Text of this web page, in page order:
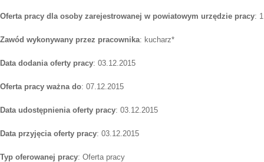
Oferta pracy dla osoby zarejestrowanej w powiatowym urzędzie pracy: 1
Zawód wykonywany przez pracownika: kucharz*
Data dodania oferty pracy: 03.12.2015
Oferta pracy ważna do: 07.12.2015
Data udostępnienia oferty pracy: 03.12.2015
Data przyjęcia oferty pracy: 03.12.2015
Typ oferowanej pracy: Oferta pracy